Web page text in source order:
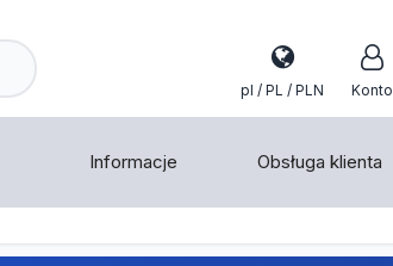
pl / PL / PLN Konto
Informacje Obsługa klienta